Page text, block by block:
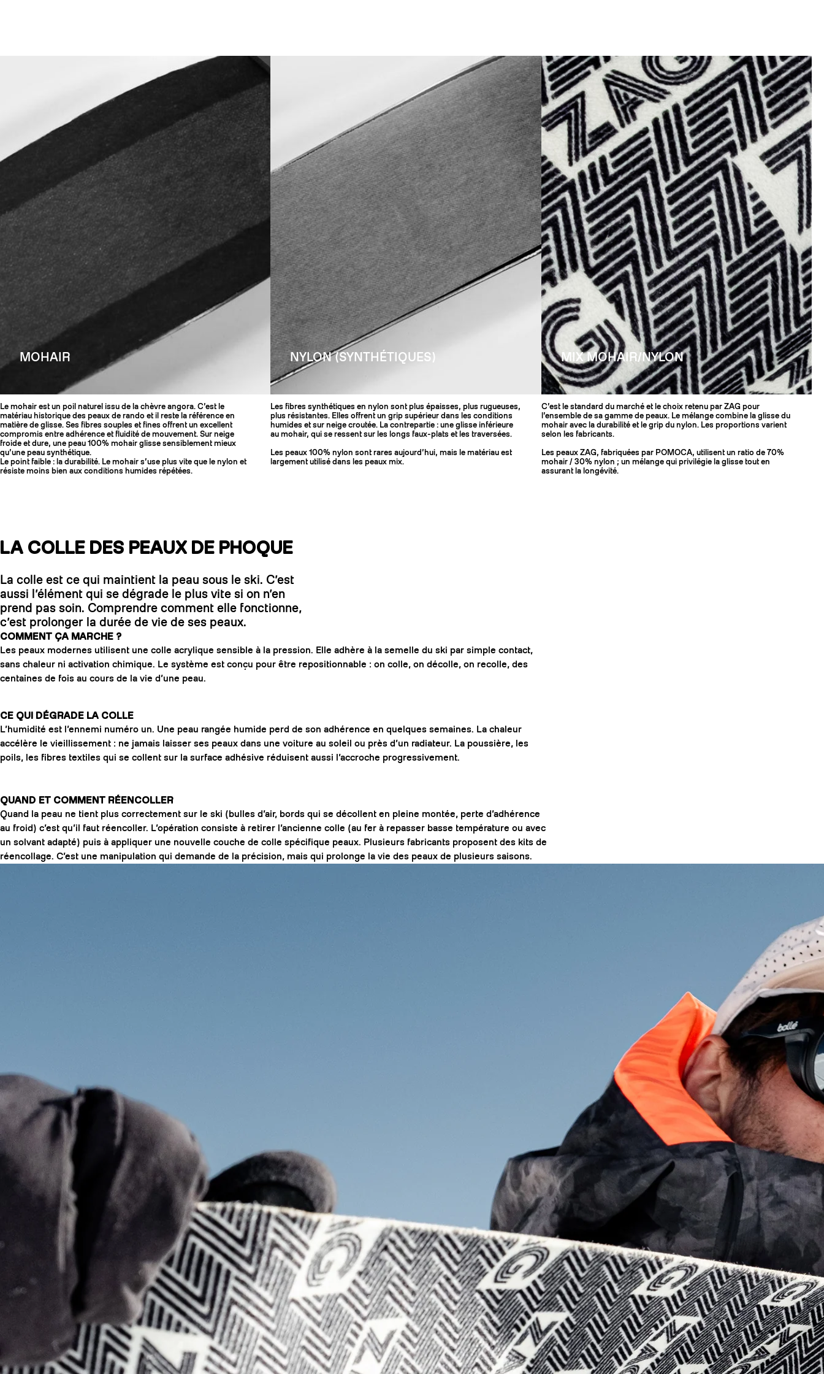
MOHAIR
Le mohair est un poil naturel issu de la chèvre angora. C’est le
matériau historique des peaux de rando et il reste la référence en
matière de glisse. Ses fibres souples et fines offrent un excellent
compromis entre adhérence et fluidité de mouvement. Sur neige
froide et dure, une peau 100% mohair glisse sensiblement mieux
qu’une peau synthétique.
Le point faible : la durabilité. Le mohair s’use plus vite que le nylon et
résiste moins bien aux conditions humides répétées.
NYLON (SYNTHÉTIQUES)
Les fibres synthétiques en nylon sont plus épaisses, plus rugueuses,
plus résistantes. Elles offrent un grip supérieur dans les conditions
humides et sur neige croutée. La contrepartie : une glisse inférieure
au mohair, qui se ressent sur les longs faux-plats et les traversées.
Les peaux 100% nylon sont rares aujourd’hui, mais le matériau est
largement utilisé dans les peaux mix.
MIX MOHAIR/NYLON
C’est le standard du marché et le choix retenu par ZAG pour
l’ensemble de sa gamme de peaux. Le mélange combine la glisse du
mohair avec la durabilité et le grip du nylon. Les proportions varient
selon les fabricants.
Les peaux ZAG, fabriquées par POMOCA, utilisent un ratio de 70%
mohair / 30% nylon ; un mélange qui privilégie la glisse tout en
assurant la longévité.
LA COLLE DES PEAUX DE PHOQUE
La colle est ce qui maintient la peau sous le ski. C’est
aussi l’élément qui se dégrade le plus vite si on n’en
prend pas soin. Comprendre comment elle fonctionne,
c’est prolonger la durée de vie de ses peaux.
COMMENT ÇA MARCHE ?
Les peaux modernes utilisent une colle acrylique sensible à la pression. Elle adhère à la semelle du ski par simple contact,
sans chaleur ni activation chimique. Le système est conçu pour être repositionnable : on colle, on décolle, on recolle, des
centaines de fois au cours de la vie d’une peau.
CE QUI DÉGRADE LA COLLE
L’humidité est l’ennemi numéro un. Une peau rangée humide perd de son adhérence en quelques semaines. La chaleur
accélère le vieillissement : ne jamais laisser ses peaux dans une voiture au soleil ou près d’un radiateur. La poussière, les
poils, les fibres textiles qui se collent sur la surface adhésive réduisent aussi l’accroche progressivement.
QUAND ET COMMENT RÉENCOLLER
Quand la peau ne tient plus correctement sur le ski (bulles d’air, bords qui se décollent en pleine montée, perte d’adhérence
au froid) c’est qu’il faut réencoller. L’opération consiste à retirer l’ancienne colle (au fer à repasser basse température ou avec
un solvant adapté) puis à appliquer une nouvelle couche de colle spécifique peaux. Plusieurs fabricants proposent des kits de
réencollage. C’est une manipulation qui demande de la précision, mais qui prolonge la vie des peaux de plusieurs saisons.